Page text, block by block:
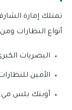
تمتلك إمارة
أنواع النظارات
البصريات
الأمين
أوبتك بلس مي Optic Plus Me.